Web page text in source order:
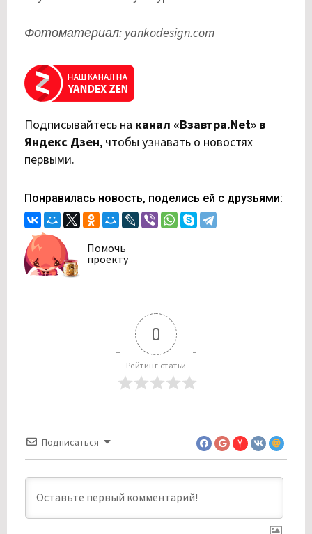
Фотоматериал: yankodesign.com
Подписывайтесь на канал «Взавтра.Net» в
Яндекс Дзен, чтобы узнавать о новостях
первыми.
Понравилась новость, поделись ей с друзьями:
Помочь
проекту
0
Рейтинг статьи
Подписаться